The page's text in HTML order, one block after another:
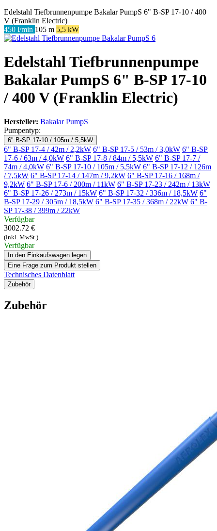
Edelstahl Tiefbrunnenpumpe Bakalar PumpS 6" B-SP 17-10 / 400
V (Franklin Electric)
450 l/min 105 m 5,5 kW
Edelstahl Tiefbrunnenpumpe
Bakalar PumpS 6" B-SP 17-10
/ 400 V (Franklin Electric)
Hersteller: Bakalar PumpS
Pumpentyp:
6" B-SP 17-10 / 105m / 5,5kW
6" B-SP 17-4 / 42m / 2,2kW 6" B-SP 17-5 / 53m / 3,0kW 6" B-SP
17-6 / 63m / 4,0kW 6" B-SP 17-8 / 84m / 5,5kW 6" B-SP 17-7 /
74m / 4,0kW 6" B-SP 17-10 / 105m / 5,5kW 6" B-SP 17-12 / 126m
/ 7,5kW 6" B-SP 17-14 / 147m / 9,2kW 6" B-SP 17-16 / 168m /
9,2kW 6" B-SP 17-6 / 200m / 11kW 6" B-SP 17-23 / 242m / 13kW
6" B-SP 17-26 / 273m / 15kW 6" B-SP 17-32 / 336m / 18,5kW 6"
B-SP 17-29 / 305m / 18,5kW 6" B-SP 17-35 / 368m / 22kW 6" B-
SP 17-38 / 399m / 22kW
Verfügbar
3002.72 €
(inkl. MwSt.)
Verfügbar
In den Einkaufswagen legen
Eine Frage zum Produkt stellen
Technisches Datenblatt
Zubehör
Zubehör